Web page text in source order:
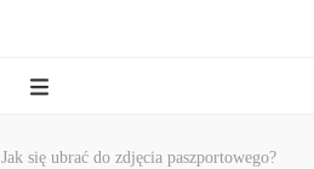
Jak się ubrać do zdjęcia paszportowego?